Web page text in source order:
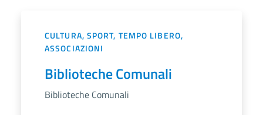
CULTURA, SPORT, TEMPO LIBERO,
ASSOCIAZIONI
Biblioteche Comunali
Biblioteche Comunali